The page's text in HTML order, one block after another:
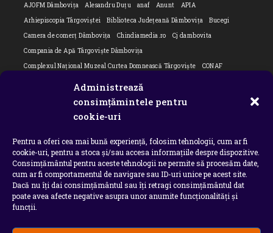
Administrează
consimțămintele pentru
cookie-uri
Pentru a oferi cea mai bună experiență, folosim tehnologii, cum ar fi
cookie-uri, pentru a stoca și/sau accesa informațiile despre dispozitive.
Consimțământul pentru aceste tehnologii ne permite să procesăm date,
cum ar fi comportamentul de navigare sau ID-uri unice pe acest site.
Dacă nu îți dai consimțământul sau îți retragi consimțământul dat
poate avea afecte negative asupra unor anumite funcționalități și
funcții.
AJOFM Dâmbovița Alesandru Duțu anaf Anunt
APIA
Arhiepiscopia Târgoviștei
Biblioteca Județeană Dâmbovița
Bucegi
Camera de comerț Dâmbovița
Chindiamedia.ro
Cj dambovita
Compania de Apă Târgoviște Dâmbovița
Complexul Național Muzeal Curtea Domnească Târgoviște
CONAF
Flori Bungete
intreruperi energie electrica
ipj dambovita
MApN
Ministerul Educației ministerul sanatatii
Nu-ți uita istoria
Oana Filip
Prefectura dambovita Primaria Dragodana
Primaria Lucieni
primaria Răzvad
Primaria Ulmi primăria Târgoviște
PSD Dambovita
psiholog
Serial Situatia Covid 19 Dambovita
Situație Covid-19
Universitatea Valahia